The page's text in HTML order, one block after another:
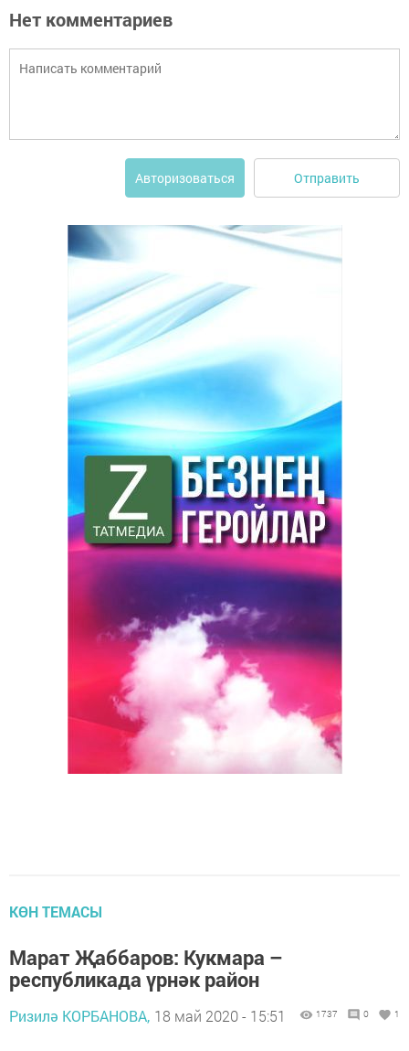
Нет комментариев
Авторизоваться Отправить
КӨН ТЕМАСЫ
Марат Җаббаров: Кукмара –
республикада үрнәк район
Ризилә КОРБАНОВА, 18 май 2020 - 15:51 1737 0 1